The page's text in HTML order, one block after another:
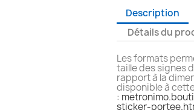
Description
Détails du
Les formats
taille des signes
rapport à la
disponible à
:
sticker-